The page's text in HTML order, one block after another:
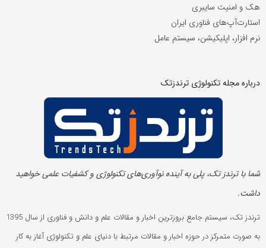
هک و امنیت سایبری
استارت‌آپ‌های فناوری ایران
نرم افزار، اپلیکیشن، سیستم عامل
درباره مجله تکنولوژی ترندزتک
شما با ترندز تک، پلی به آینده‌ نوآوری‌های تکنولوژی و کشفیات علمی خواهید
داشت.
ترندز تک، سیستم جامع بروزترین اخبار و مقالات علم و دانش و فناوری از سال 1395
به صورت متمرکز در حوزه اخبار و مقالات مرتبط با دنیای علم و تکنولوژی آغاز به کار